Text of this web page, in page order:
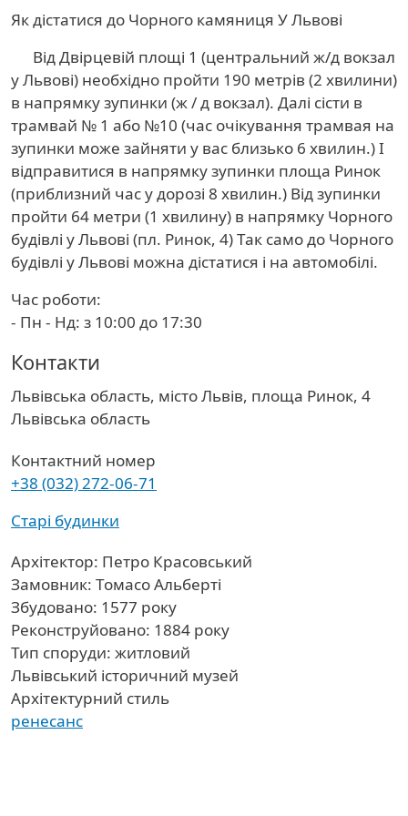
Як дістатися до Чорного камяниця У Львові
Від Двірцевій площі 1 (центральний ж/д вокзал
у Львові) необхідно пройти 190 метрів (2 хвилини)
в напрямку зупинки (ж / д вокзал). Далі сісти в
трамвай № 1 або №10 (час очікування трамвая на
зупинки може зайняти у вас близько 6 хвилин.) І
відправитися в напрямку зупинки площа Ринок
(приблизний час у дорозі 8 хвилин.) Від зупинки
пройти 64 метри (1 хвилину) в напрямку Чорного
будівлі у Львові (пл. Ринок, 4) Так само до Чорного
будівлі у Львові можна дістатися і на автомобілі.
Час роботи:
- Пн - Нд: з 10:00 до 17:30
Контакти
Львівська область, місто Львів, площа Ринок, 4
Область
Львівська область
Контактний номер
+38 (032) 272-06-71
Старі будинки
Архітектор: Петро Красовський
Замовник: Томасо Альберті
Збудовано: 1577 року
Реконструйовано: 1884 року
Тип споруди: житловий
Львівський історичний музей
Архітектурний стиль
ренесанс